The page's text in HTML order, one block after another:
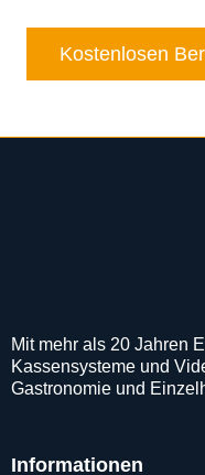
Kostenlosen
Mit mehr als 20 Jahren
Kassensysteme und
Gastronomie und
Informationen